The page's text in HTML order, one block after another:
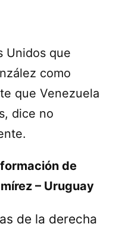
Unidos que
como
que Venezuela
dice no
de
– Uruguay
de la derecha